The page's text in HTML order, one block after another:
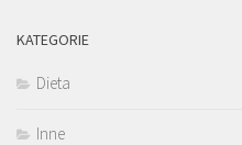
KATEGORIE
Dieta
Inne